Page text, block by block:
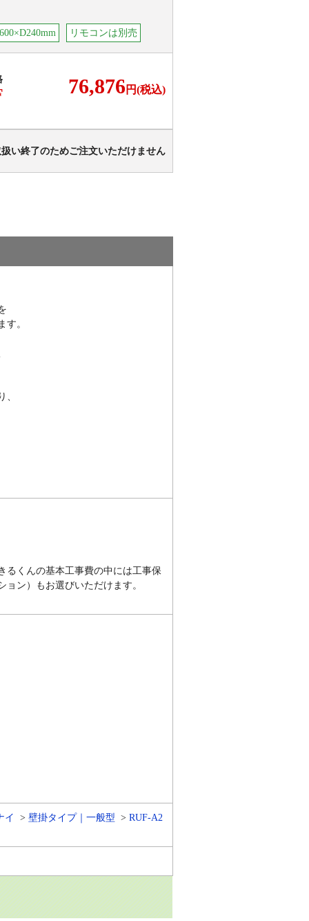
リモコンは別売
76,876円(税込)
い終了のためご注文いただけません
す。
、
るくんの基本工事費の中には工事保
ン）もお選びいただけます。
イ 壁掛タイプ｜一般型
RUF-A2